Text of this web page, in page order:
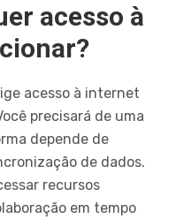
acesso à
acesso à internet
precisará de uma
depende de
de dados.
recursos
em tempo